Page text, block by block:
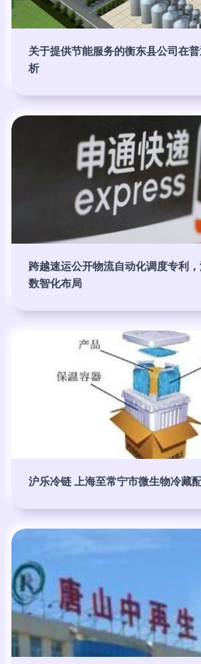
关于提供节能服务的衡东县公司在
析
跨越速运公开物流自动化调度专利
数智化布局
沪乐冷链 上海至常宁市微生物冷藏